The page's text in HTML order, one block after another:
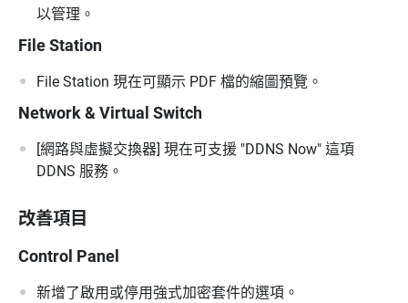
以管理。
File Station
File Station 現在可顯示 PDF 檔的縮圖預覽。
Network & Virtual Switch
[網路與虛擬交換器] 現在可支援 "DDNS Now" 這項
DDNS 服務。
改善項目
Control Panel
新增了啟用或停用強式加密套件的選項。